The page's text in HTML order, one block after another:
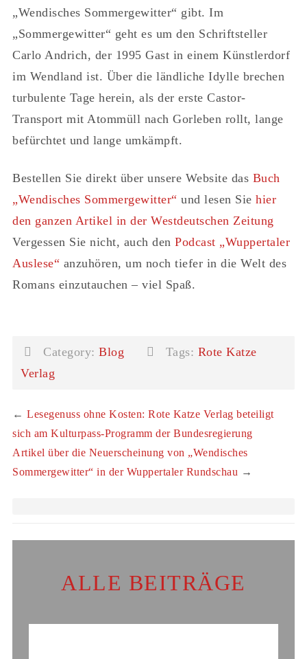
„Wendisches Sommergewitter“ gibt. Im
„Sommergewitter“ geht es um den Schriftsteller
Carlo Andrich, der 1995 Gast in einem Künstlerdorf
im Wendland ist. Über die ländliche Idylle brechen
turbulente Tage herein, als der erste Castor-
Transport mit Atommüll nach Gorleben rollt, lange
befürchtet und lange umkämpft.
Bestellen Sie direkt über unsere Website das Buch
„Wendisches Sommergewitter“ und lesen Sie hier
den ganzen Artikel in der Westdeutschen Zeitung
Vergessen Sie nicht, auch den Podcast „Wuppertaler
Auslese“ anzuhören, um noch tiefer in die Welt des
Romans einzutauchen – viel Spaß.
Category: Blog Tags: Rote Katze
Verlag
← Lesegenuss ohne Kosten: Rote Katze Verlag beteiligt
sich am Kulturpass-Programm der Bundesregierung
Artikel über die Neuerscheinung von „Wendisches
Sommergewitter“ in der Wuppertaler Rundschau →
ALLE BEITRÄGE